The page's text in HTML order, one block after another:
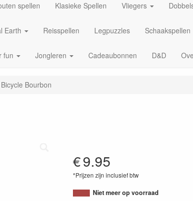
spellen Klasieke Spellen Vliegers
Earth Reisspellen Legpuzzles Schaakspellen
fun Jongleren Cadeaubonnen D&D
Bicycle Bourbon
€9.95
*Prijzen zijn inclusief btw
073854023952
Niet meer op voorraad